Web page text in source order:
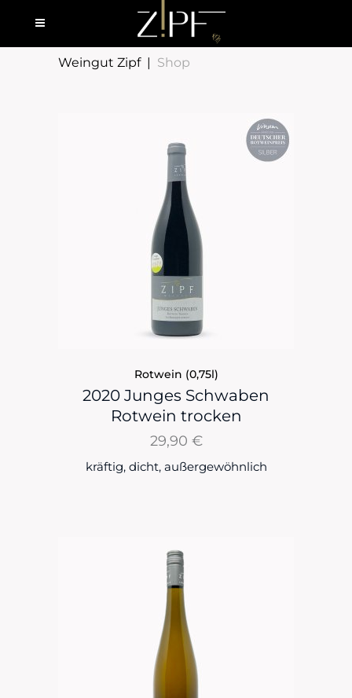
Weingut Zipf| Shop
Rotwein (0,75l)
2020 Junges Schwaben
Rotwein trocken
29,90 €
kräftig, dicht, außergewöhnlich